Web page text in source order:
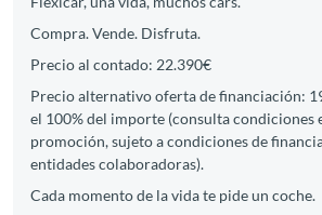
Compra. Vende. Disfruta.
Precio al contado: 22.390€
Precio alternativo oferta de financiación:
el 100% del importe (consulta condiciones
promoción, sujeto a condiciones de
entidades colaboradoras).
Cada momento de la vida te pide un coche.